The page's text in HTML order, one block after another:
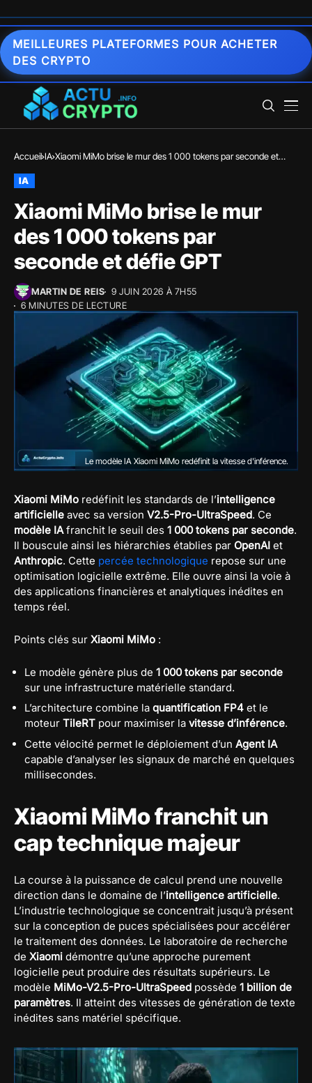
MEILLEURES PLATEFORMES POUR ACHETER
DES CRYPTO
Accueil IA Xiaomi MiMo brise le mur des 1 000 tokens par seconde et
IA
Xiaomi MiMo brise le mur
des 1 000 tokens par
seconde et défie GPT
MARTIN DE REIS
9 JUIN 2026 À 7H55
6 MINUTES DE LECTURE
Le modèle IA Xiaomi MiMo redéfinit la vitesse d'inférence.
Xiaomi MiMo redéfinit les standards de l’intelligence
artificielle avec sa version V2.5-Pro-UltraSpeed. Ce
modèle IAfranchit le seuil des 1 000 tokens par seconde.
Il bouscule ainsi les hiérarchies établies par OpenAI et
Anthropic. Cette percée technologique repose sur une
optimisation logicielle extrême. Elle ouvre ainsi la voie à
des applications financières et analytiques inédites en
temps réel.
Points clés sur Xiaomi MiMo :
Le modèle génère plus de 1 000 tokens par seconde
sur une infrastructure matérielle standard.
L’architecture combine la quantification FP4 et le
moteur TileRT pour maximiser la vitesse d’inférence.
Cette vélocité permet le déploiement d’un Agent IA
capable d’analyser les signaux de marché en quelques
millisecondes.
Xiaomi MiMo franchit un
cap technique majeur
La course à la puissance de calcul prend une nouvelle
direction dans le domaine de l’intelligence artificielle.
L’industrie technologique se concentrait jusqu’à présent
sur la conception de puces spécialisées pour accélérer
le traitement des données. Le laboratoire de recherche
de Xiaomi démontre qu’une approche purement
logicielle peut produire des résultats supérieurs. Le
modèle MiMo-V2.5-Pro-UltraSpeed possède 1 billion de
paramètres. Il atteint des vitesses de génération de texte
inédites sans matériel spécifique.